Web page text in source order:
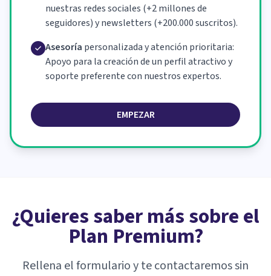
nuestras redes sociales (+2 millones de
seguidores) y newsletters (+200.000 suscritos).
Asesoría personalizada y atención prioritaria:
Apoyo para la creación de un perfil atractivo y
soporte preferente con nuestros expertos.
EMPEZAR
¿Quieres saber más sobre el
Plan Premium?
Rellena el formulario y te contactaremos sin